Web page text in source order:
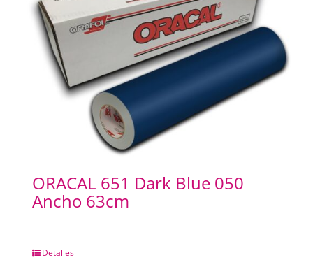
ORACAL 651 Dark Blue 050
Ancho 63cm
Detalles